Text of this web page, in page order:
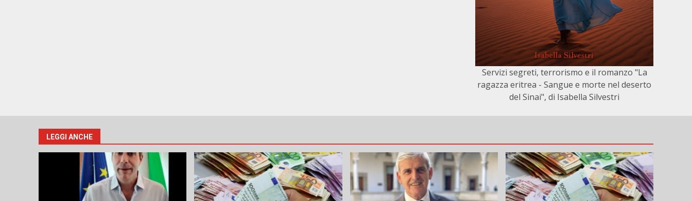
Servizi segreti, terrorismo e il romanzo "La
ragazza eritrea - Sangue e morte nel deserto
del Sinai", di Isabella Silvestri
LEGGI ANCHE